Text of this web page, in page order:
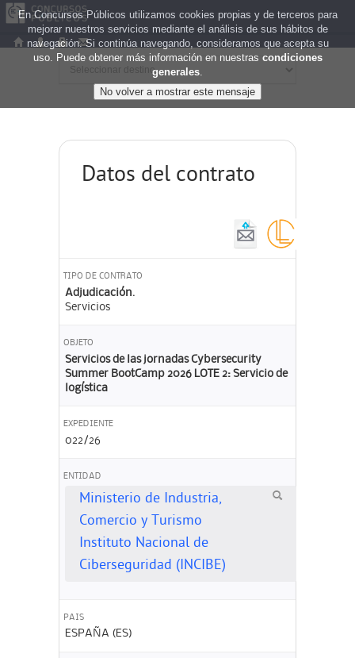
Datos del contrato
TIPO DE CONTRATO
Adjudicación.
Servicios
OBJETO
Servicios de las jornadas Cybersecurity
Summer BootCamp 2026 LOTE 2: Servicio de
logística
EXPEDIENTE
022/26
ENTIDAD
Ministerio de Industria,
Comercio y Turismo
Instituto Nacional de
Ciberseguridad (INCIBE)
PAIS
ESPAÑA (ES)
En Concursos Públicos utilizamos cookies propias y de terceros para
mejorar nuestros servicios mediante el análisis de sus hábitos de
navegación. Si continúa navegando, consideramos que acepta su
uso. Puede obtener más información en nuestras condiciones
generales.